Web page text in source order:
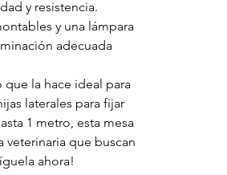
y resistencia.
y una lámpara
adecuada
que la hace ideal para
laterales para fijar
1 metro, esta mesa
que buscan
ahora!